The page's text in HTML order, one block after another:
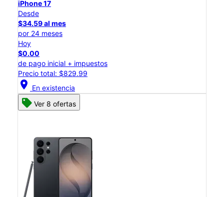
iPhone 17
Desde
$34.59 al mes
por 24 meses
Hoy
$0.00
de pago inicial + impuestos
Precio total: $829.99
location_on En existencia
Ver 8 ofertas